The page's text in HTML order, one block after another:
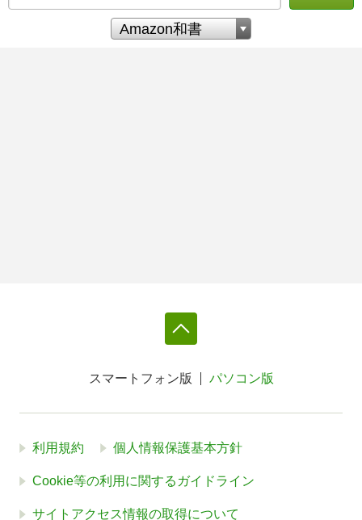
スマートフォン版 パソコン版
利用規約 個人情報保護基本方針
Cookie等の利用に関するガイドライン
サイトアクセス情報の取得について